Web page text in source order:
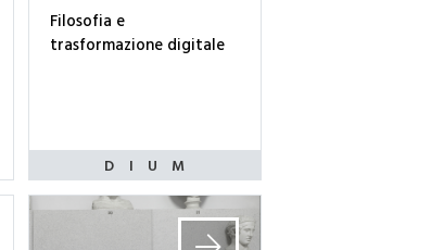
Filosofia e
trasformazione digitale